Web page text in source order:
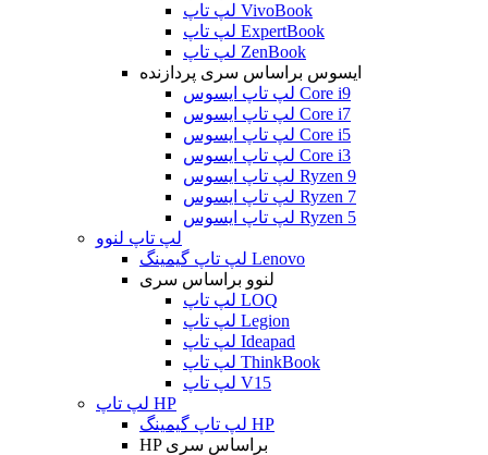
لپ تاپ VivoBook
لپ تاپ ExpertBook
لپ تاپ ZenBook
ایسوس براساس سری پردازنده
لپ تاپ ایسوس Core i9
لپ تاپ ایسوس Core i7
لپ تاپ ایسوس Core i5
لپ تاپ ایسوس Core i3
لپ تاپ ایسوس Ryzen 9
لپ تاپ ایسوس Ryzen 7
لپ تاپ ایسوس Ryzen 5
لپ تاپ لنوو
لپ تاپ گیمینگ Lenovo
لنوو براساس سری
لپ تاپ LOQ
لپ تاپ Legion
لپ تاپ Ideapad
لپ تاپ ThinkBook
لپ تاپ V15
لپ تاپ HP
لپ تاپ گیمینگ HP
HP براساس سری